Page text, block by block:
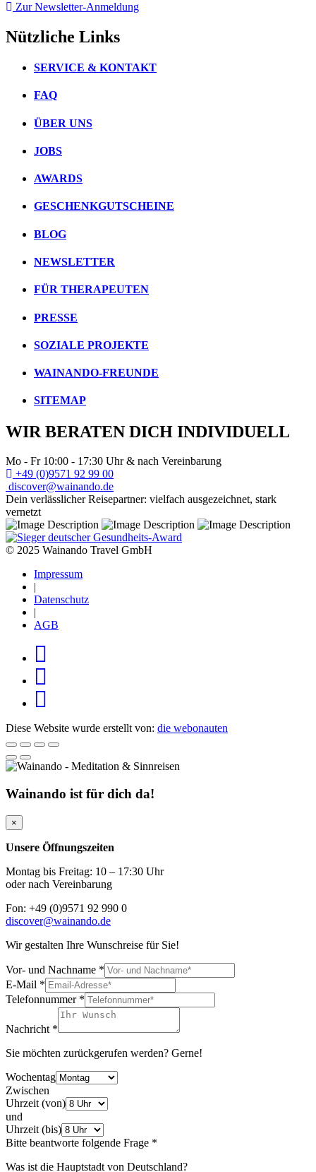
Zur Newsletter-Anmeldung
Nützliche Links
SERVICE & KONTAKT
FAQ
ÜBER UNS
JOBS
AWARDS
GESCHENKGUTSCHEINE
BLOG
NEWSLETTER
FÜR THERAPEUTEN
PRESSE
SOZIALE PROJEKTE
WAINANDO-FREUNDE
SITEMAP
WIR BERATEN DICH INDIVIDUELL
Mo - Fr 10:00 - 17:30 Uhr & nach Vereinbarung
+49 (0)9571 92 99 00
discover@wainando.de
Dein verlässlicher Reisepartner: vielfach ausgezeichnet, stark
vernetzt
© 2025 Wainando Travel GmbH
Impressum
Datenschutz
AGB
Diese Website wurde erstellt von: die webonauten
Wainando ist für dich da!
×
Unsere Öffnungszeiten
Montag bis Freitag: 10 – 17:30 Uhr
oder nach Vereinbarung
Fon: +49 (0)9571 92 990 0
discover@wainando.de
Wir gestalten Ihre Wunschreise für Sie!
Vor- und Nachname *
E-Mail *
Telefonnummer *
Nachricht *
Sie möchten zurückgerufen werden? Gerne!
Wochentag
Zwischen
Uhrzeit (von)
und
Uhrzeit (bis)
Bitte beantworte folgende Frage *
Was ist die Hauptstadt von Deutschland?